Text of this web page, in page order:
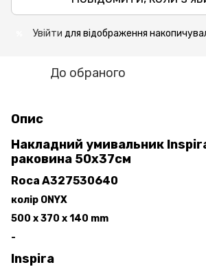
Увійти для відображення
До обраного
Опис
Накладний умивальник
раковина 50х37см
Roca A327530640
колір ONYX
500 x 370 x 140 mm
-
Inspira